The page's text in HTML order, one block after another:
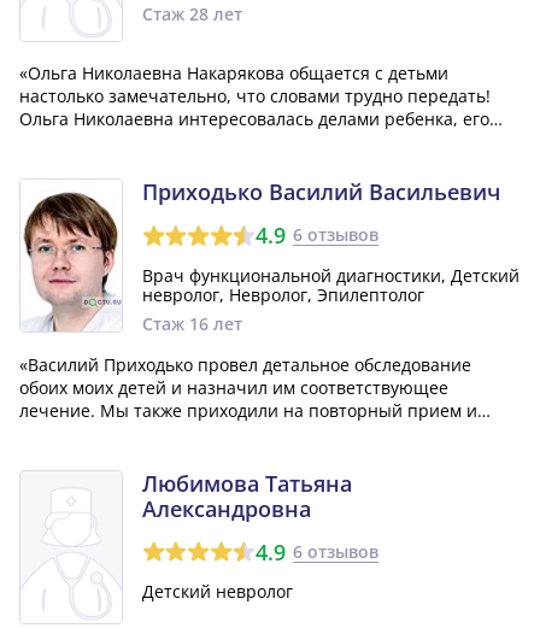
Стаж 28 лет
«Ольга Николаевна Накарякова общается с детьми
настолько замечательно, что словами трудно передать!
Ольга Николаевна интересовалась делами ребенка, его
общением. Прием продолжался достаточно...»
Приходько Василий Васильевич
4.9 6 отзывов
Врач функциональной диагностики, Детский
невролог, Невролог, Эпилептолог
Стаж 16 лет
«Василий Приходько провел детальное обследование
обоих моих детей и назначил им соответствующее
лечение. Мы также приходили на повторный прием и
Любимова Татьяна
Александровна
4.9 6 отзывов
Детский невролог